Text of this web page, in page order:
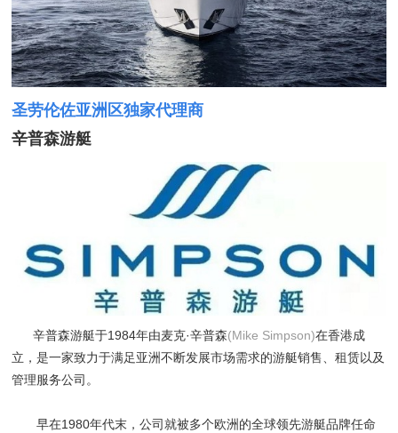
圣劳伦佐亚洲区独家代理商
辛普森游艇
辛普森游艇于1984年由麦克·辛普森(Mike Simpson)在香港成
立，是一家致力于满足亚洲不断发展市场需求的游艇销售、租赁以及
管理服务公司。
早在1980年代末，公司就被多个欧洲的全球领先游艇品牌任命